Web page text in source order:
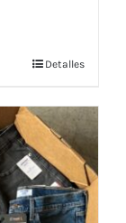
Detalles